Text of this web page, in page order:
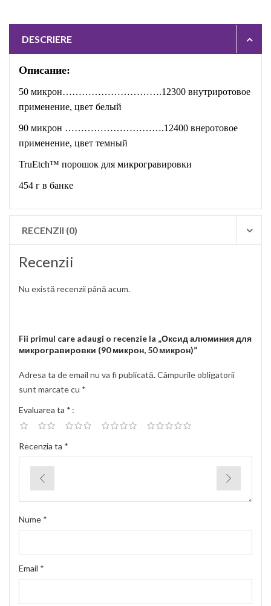
DESCRIERE
Описание:
50 микрон………………………….12300 внутриротовое
применение, цвет белый
90 микрон ………………………….12400 внеротовое
применение, цвет темный
TruEtch™ порошок для микрогравировки
454 г в банке
RECENZII (0)
Recenzii
Nu există recenzii până acum.
Fii primul care adaugi o recenzie la „Оксид алюминия для
микрогравировки (90 микрон, 50 микрон)”
Adresa ta de email nu va fi publicată.Câmpurile obligatorii
sunt marcate cu *
Evaluarea ta *
Recenzia ta *
Nume *
Email *